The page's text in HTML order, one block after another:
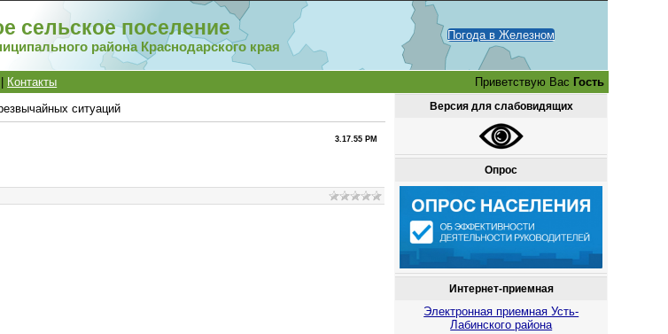
сельское поселение
района Краснодарского края
Погода в Железном
Контакты Приветствую Вас Гость
ситуаций
3.17.55 PM
Версия для слабовидящих
Опрос
Интернет-приемная
Электронная приемная Усть-
Лабинского района